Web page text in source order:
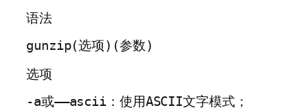
语法
选项
-a或——ascii：使用ASCII文字模式；